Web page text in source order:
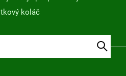
koláč